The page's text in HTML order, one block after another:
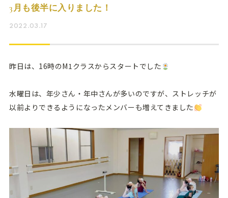
3月も後半に入りました！
2022.03.17
昨日は、16時のM1クラスからスタートでした
水曜日は、年少さん・年中さんが多いのですが、ストレッチが
以前よりできるようになったメンバーも増えてきました